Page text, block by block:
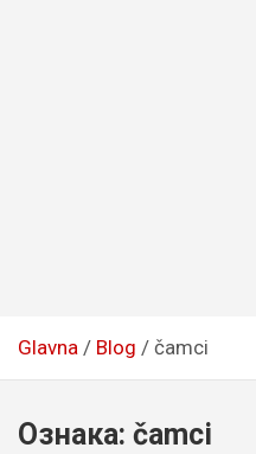
Glavna Blog čamci
Ознака: čamci